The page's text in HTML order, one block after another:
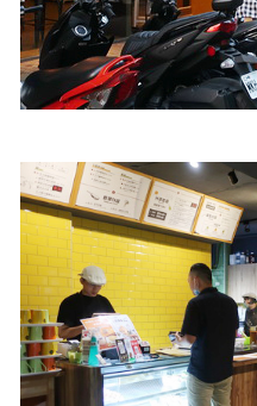
個人著作
活動實況記錄
合作與代言
訂閱電子報